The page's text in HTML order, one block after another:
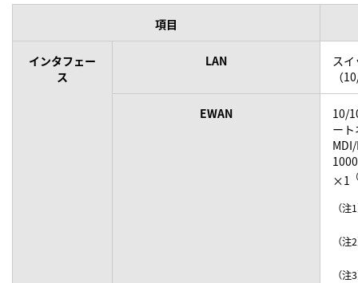
項目
インタフェー
ス
LAN
ス
（
EWAN
10/
ー
×1
（注
（注
（注